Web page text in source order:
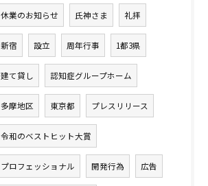
休業のお知らせ 氏神さま 礼拝
新宿 設立 周年行事 1都3県
建て貸し 認知症グループホーム
多摩地区 東京都 プレスリリース
令和のベストヒット大賞
プロフェッショナル 開発行為 広告